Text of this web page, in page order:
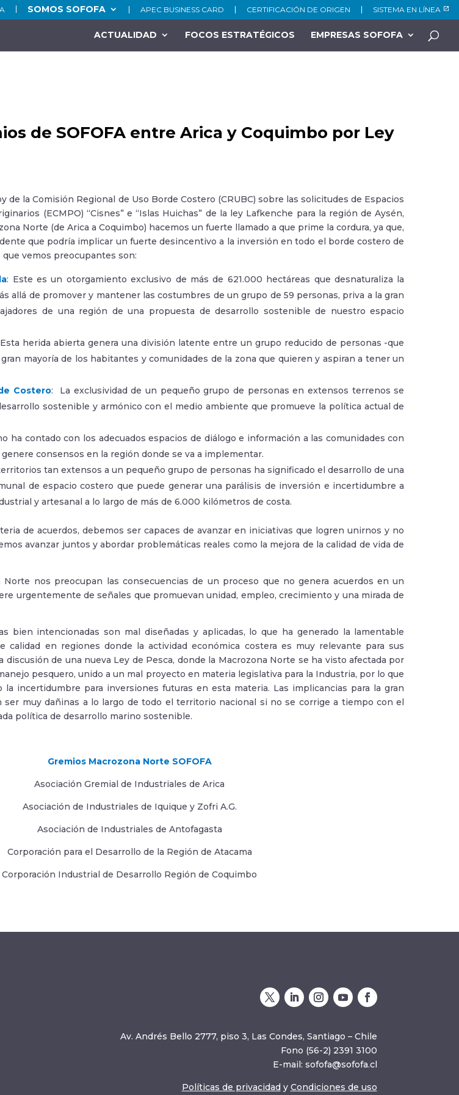
SOMOS SOFOFA APEC BUSINESS CARD CERTIFICACIÓN DE ORIGEN SISTEMA EN LÍNEA
ACTUALIDAD FOCOS ESTRATÉGICOS EMPRESAS SOFOFA
de SOFOFA entre Arica y Coquimbo por Ley
de la Comisión Regional de Uso Borde Costero (CRUBC) sobre las solicitudes de Espacios
(ECMPO) “Cisnes” e “Islas Huichas” de la ley Lafkenche para la región de Aysén,
Norte (de Arica a Coquimbo) hacemos un fuerte llamado a que prime la cordura, ya que,
que podría implicar un fuerte desincentivo a la inversión en todo el borde costero de
vemos preocupantes son:
: Este es un otorgamiento exclusivo de más de 621.000 hectáreas que desnaturaliza la
allá de promover y mantener las costumbres de un grupo de 59 personas, priva a la gran
de una región de una propuesta de desarrollo sostenible de nuestro espacio
herida abierta genera una división latente entre un grupo reducido de personas -que
mayoría de los habitantes y comunidades de la zona que quieren y aspiran a tener un
Costero: La exclusividad de un pequeño grupo de personas en extensos terrenos se
sostenible y armónico con el medio ambiente que promueve la política actual de
ha contado con los adecuados espacios de diálogo e información a las comunidades con
consensos en la región donde se va a implementar.
tan extensos a un pequeño grupo de personas ha significado el desarrollo de una
de espacio costero que puede generar una parálisis de inversión e incertidumbre a
y artesanal a lo largo de más de 6.000 kilómetros de costa.
de acuerdos, debemos ser capaces de avanzar en iniciativas que logren unirnos y no
avanzar juntos y abordar problemáticas reales como la mejora de la calidad de vida de
Norte nos preocupan las consecuencias de un proceso que no genera acuerdos en un
urgentemente de señales que promuevan unidad, empleo, crecimiento y una mirada de
bien intencionadas son mal diseñadas y aplicadas, lo que ha generado la lamentable
calidad en regiones donde la actividad económica costera es muy relevante para sus
discusión de una nueva Ley de Pesca, donde la Macrozona Norte se ha visto afectada por
pesquero, unido a un mal proyecto en materia legislativa para la Industria, por lo que
la incertidumbre para inversiones futuras en esta materia. Las implicancias para la gran
ser muy dañinas a lo largo de todo el territorio nacional si no se corrige a tiempo con el
política de desarrollo marino sostenible.
Gremios Macrozona Norte SOFOFA
Asociación Gremial de Industriales de Arica
Asociación de Industriales de Iquique y Zofri A.G.
Asociación de Industriales de Antofagasta
Corporación para el Desarrollo de la Región de Atacama
Corporación Industrial de Desarrollo Región de Coquimbo
Av. Andrés Bello 2777, piso 3, Las Condes, Santiago – Chile
Fono (56-2) 2391 3100
E-mail: sofofa@sofofa.cl
Políticas de privacidad y Condiciones de uso